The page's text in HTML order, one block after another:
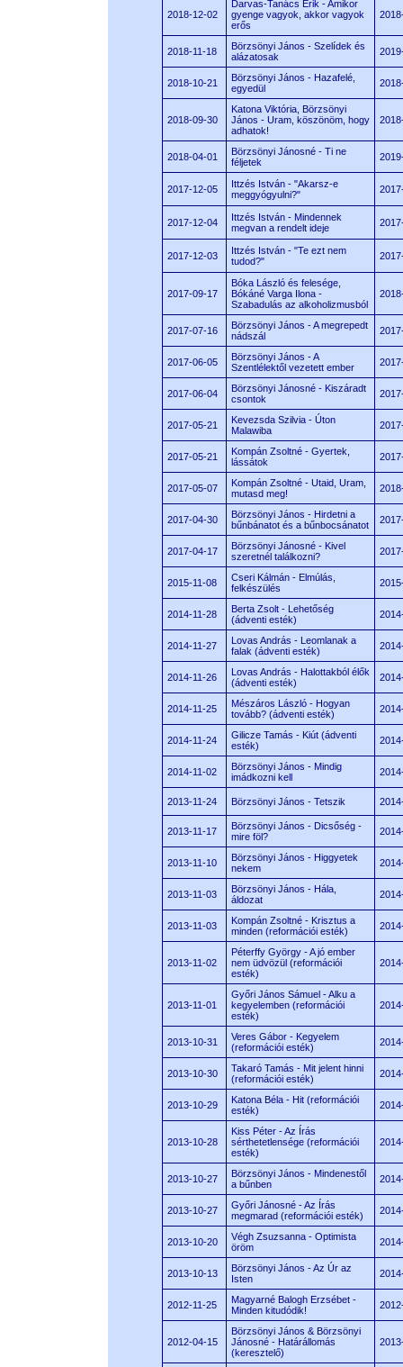
2018-12-02
Darvas-Tanács Erik - Amikor
gyenge vagyok, akkor vagyok
erős
2018-11-18
Börzsönyi János - Szelídek és
alázatosak
2018-10-21
Börzsönyi János - Hazafelé,
egyedül
2018-09-30
Katona Viktória, Börzsönyi
János - Uram, köszönöm, hogy
adhatok!
2018-04-01
Börzsönyi Jánosné - Ti ne
féljetek
2017-12-05
Ittzés István - "Akarsz-e
meggyógyulni?"
2017-12-04
Ittzés István - Mindennek
megvan a rendelt ideje
2017-12-03
Ittzés István - "Te ezt nem
tudod?"
2017-09-17
Bóka László és felesége,
Bókáné Varga Ilona -
Szabadulás az alkoholizmusból
2017-07-16
Börzsönyi János - A megrepedt
nádszál
2017-06-05
Börzsönyi János - A
Szentlélektől vezetett ember
2017-06-04
Börzsönyi Jánosné - Kiszáradt
csontok
2017-05-21
Kevezsda Szilvia - Úton
Malawiba
2017-05-21
Kompán Zsoltné - Gyertek,
lássátok
2017-05-07
Kompán Zsoltné - Utaid, Uram,
mutasd meg!
2017-04-30
Börzsönyi János - Hirdetni a
bűnbánatot és a bűnbocsánatot
2017-04-17
Börzsönyi Jánosné - Kivel
szeretnél találkozni?
2015-11-08
Cseri Kálmán - Elmúlás,
felkészülés
2014-11-28
Berta Zsolt - Lehetőség
(ádventi esték)
2014-11-27
Lovas András - Leomlanak a
falak (ádventi esték)
2014-11-26
Lovas András - Halottakból élők
(ádventi esték)
2014-11-25
Mészáros László - Hogyan
tovább? (ádventi esték)
2014-11-24
Gilicze Tamás - Kiút (ádventi
esték)
2014-11-02
Börzsönyi János - Mindig
imádkozni kell
2013-11-24 Börzsönyi János - Tetszik
2013-11-17
Börzsönyi János - Dicsőség -
mire föl?
2013-11-10
Börzsönyi János - Higgyetek
nekem
2013-11-03
Börzsönyi János - Hála,
áldozat
2013-11-03
Kompán Zsoltné - Krisztus a
minden (reformációi esték)
2013-11-02
Péterffy György - A jó ember
nem üdvözül (reformációi
esték)
2013-11-01
Győri János Sámuel - Alku a
kegyelemben (reformációi
esték)
2013-10-31
Veres Gábor - Kegyelem
(reformációi esték)
2013-10-30
Takaró Tamás - Mit jelent hinni
(reformációi esték)
2013-10-29
Katona Béla - Hit (reformációi
esték)
2013-10-28
Kiss Péter - Az Írás
sérthetetlensége (reformációi
esték)
2013-10-27
Börzsönyi János - Mindenestől
a bűnben
2013-10-27
Győri Jánosné - Az Írás
megmarad (reformációi esték)
2013-10-20
Végh Zsuzsanna - Optimista
öröm
2013-10-13
Börzsönyi János - Az Úr az
Isten
2012-11-25
Magyarné Balogh Erzsébet -
Minden kitudódik!
2012-04-15
Börzsönyi János & Börzsönyi
Jánosné - Határállomás
(keresztelő)